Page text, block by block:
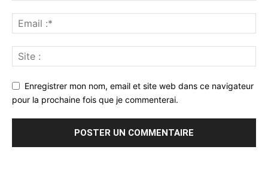
Enregistrer mon nom, email et site web dans ce navigateur
pour la prochaine fois que je commenterai.